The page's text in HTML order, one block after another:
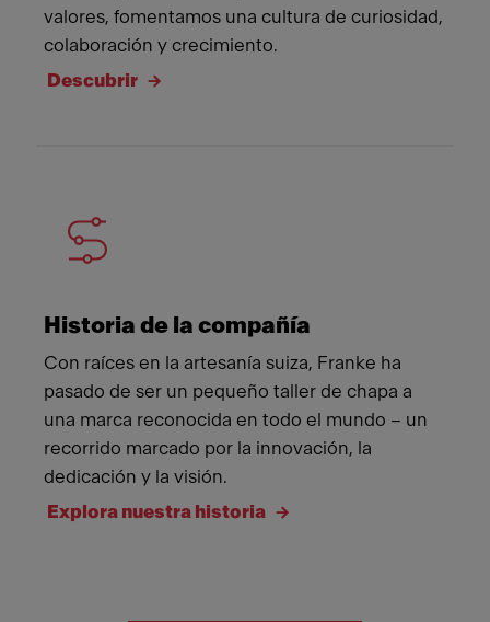
valores, fomentamos una cultura de curiosidad,
colaboración y crecimiento.
Descubrir
Historia de la compañía
Con raíces en la artesanía suiza, Franke ha
pasado de ser un pequeño taller de chapa a
una marca reconocida en todo el mundo – un
recorrido marcado por la innovación, la
dedicación y la visión.
Explora nuestra historia